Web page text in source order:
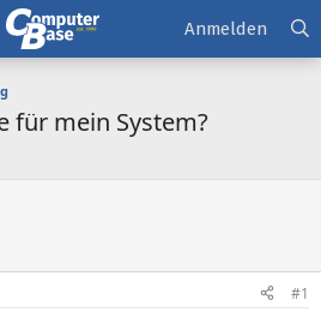
Anmelden
für mein System?
#1